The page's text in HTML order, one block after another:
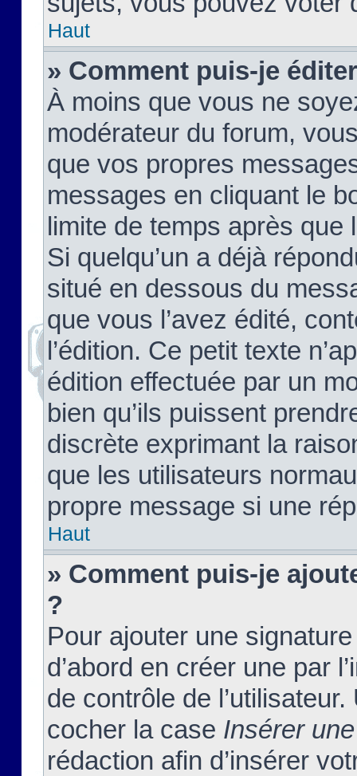
Haut
» Comment puis-je
À moins que vous ne
modérateur du forum,
que vos propres
messages en cliquant le
limite de temps après que
Si quelqu’un a déjà
situé en dessous du
que vous l’avez édité,
l’édition. Ce petit texte
édition effectuée par un
bien qu’ils puissent
discrète exprimant la
que les utilisateurs
propre message si une
Haut
» Comment puis-je
?
Pour ajouter une
d’abord en créer une par
de contrôle de
cocher la case Insérer
rédaction afin d’insérer